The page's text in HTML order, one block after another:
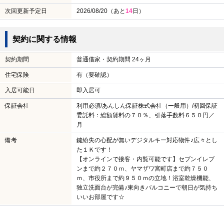
次回更新予定日 2026/08/20（あと14日）
契約に関する情報
契約期間 普通借家・契約期間 24ヶ月
住宅保険 有（要確認）
入居可能日 即入居可
保証会社
利用必須/あんしん保証株式会社（一般用）/初回保証
委託料：総額賃料の７０％、引落手数料６５０円／
月
備考
鍵紛失の心配が無いデジタルキー対応物件♪広々とし
た１Ｋです！
【オンラインで接客・内覧可能です】セブンイレブ
ンまで約２７０ｍ、ヤマザワ宮町店まで約７５０
ｍ、市役所まで約９５０ｍの立地！浴室乾燥機能、
独立洗面台が完備♪東向きバルコニーで朝日が気持ち
いいお部屋です☆